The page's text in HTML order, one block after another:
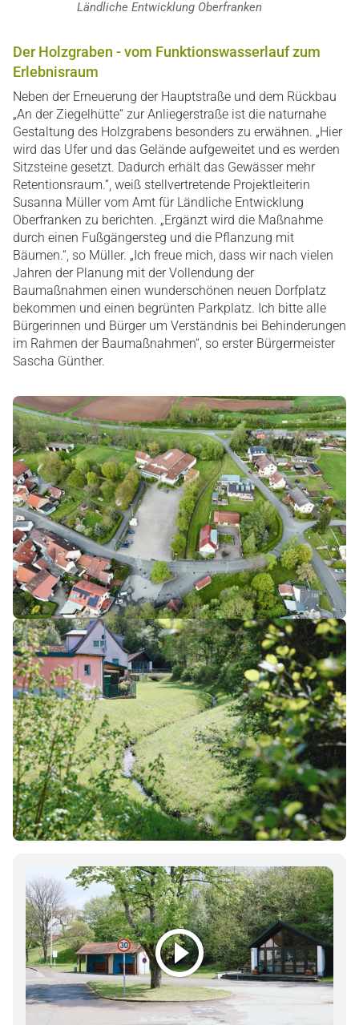
Ländliche Entwicklung Oberfranken
Der Holzgraben - vom Funktionswasserlauf zum
Erlebnisraum
Neben der Erneuerung der Hauptstraße und dem Rückbau
„An der Ziegelhütte“ zur Anliegerstraße ist die naturnahe
Gestaltung des Holzgrabens besonders zu erwähnen. „Hier
wird das Ufer und das Gelände aufgeweitet und es werden
Sitzsteine gesetzt. Dadurch erhält das Gewässer mehr
Retentionsraum.“, weiß stellvertretende Projektleiterin
Susanna Müller vom Amt für Ländliche Entwicklung
Oberfranken zu berichten. „Ergänzt wird die Maßnahme
durch einen Fußgängersteg und die Pflanzung mit
Bäumen.“, so Müller. „Ich freue mich, dass wir nach vielen
Jahren der Planung mit der Vollendung der
Baumaßnahmen einen wunderschönen neuen Dorfplatz
bekommen und einen begrünten Parkplatz. Ich bitte alle
Bürgerinnen und Bürger um Verständnis bei Behinderungen
im Rahmen der Baumaßnahmen“, so erster Bürgermeister
Sascha Günther.